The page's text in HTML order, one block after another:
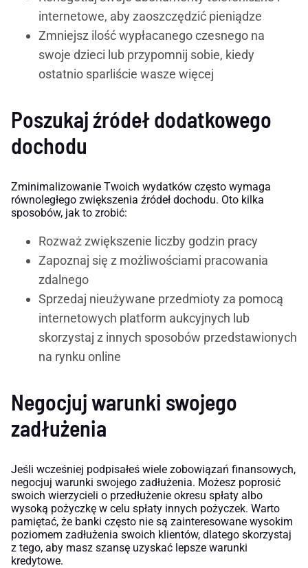
internetowe, aby zaoszczędzić pieniądze
Zmniejsz ilość wypłacanego czesnego na
swoje dzieci lub przypomnij sobie, kiedy
ostatnio sparliście wasze więcej
Poszukaj źródeł dodatkowego
dochodu
Zminimalizowanie Twoich wydatków często wymaga
równoległego zwiększenia źródeł dochodu. Oto kilka
sposobów, jak to zrobić:
Rozważ zwiększenie liczby godzin pracy
Zapoznaj się z możliwościami pracowania
zdalnego
Sprzedaj nieużywane przedmioty za pomocą
internetowych platform aukcyjnych lub
skorzystaj z innych sposobów przedstawionych
na rynku online
Negocjuj warunki swojego
zadłużenia
Jeśli wcześniej podpisałeś wiele zobowiązań finansowych,
negocjuj warunki swojego zadłużenia. Możesz poprosić
swoich wierzycieli o przedłużenie okresu spłaty albo
wysoką pożyczkę w celu spłaty innych pożyczek. Warto
pamiętać, że banki często nie są zainteresowane wysokim
poziomem zadłużenia swoich klientów, dlatego skorzystaj
z tego, aby masz szansę uzyskać lepsze warunki
kredytowe.